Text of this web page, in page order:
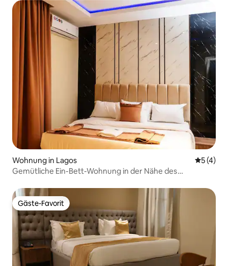
Wohnung in Lagos
5 (4)
Gemütliche Ein-Bett-Wohnung in der Nähe des
Gäste-Favorit
Gäste-Favorit